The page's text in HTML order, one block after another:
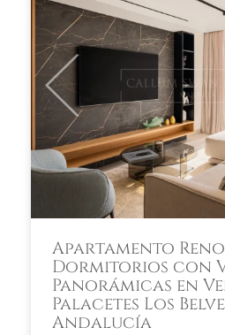
Previous
Apartamento
Dormitorios con
Panorámicas en
Palacetes Los
Andalucía